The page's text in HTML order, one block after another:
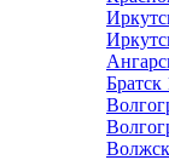
Братск